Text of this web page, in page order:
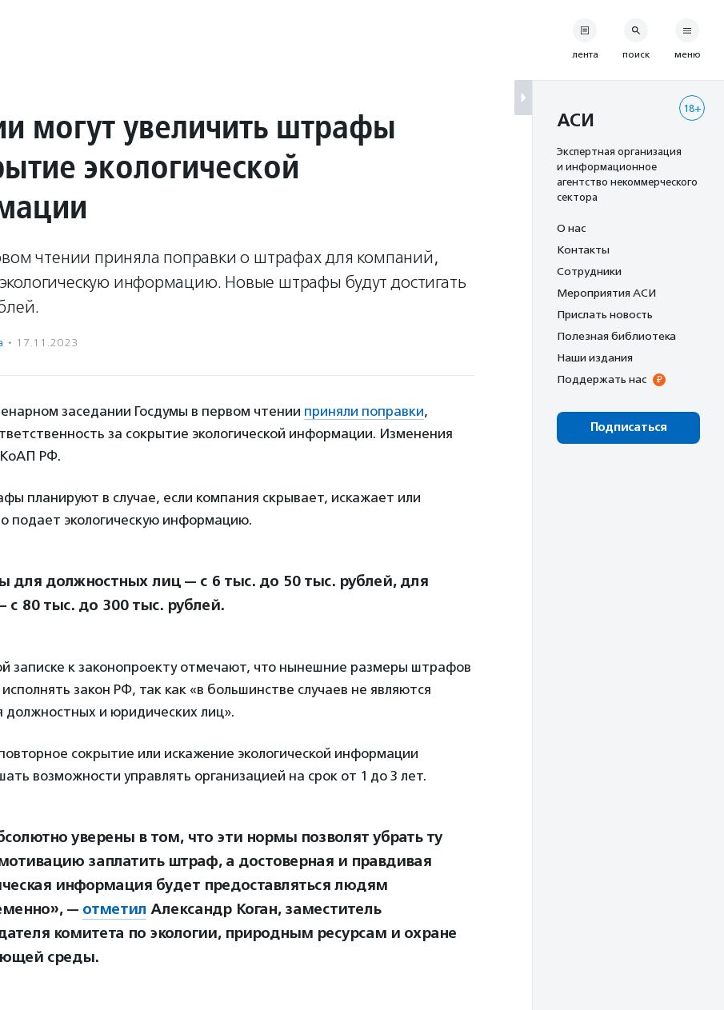
могут увеличить штрафы
экологической
чтении приняла поправки о штрафах для компаний,
информацию. Новые штрафы будут достигать
· 17.11.2023
заседании Госдумы в первом чтении приняли поправки,
за сокрытие экологической информации. Изменения
КоАП РФ.
планируют в случае, если компания скрывает, искажает или
подает экологическую информацию.
для должностных лиц — с 6 тыс. до 50 тыс. рублей, для
с 80 тыс. до 300 тыс. рублей.
записке к законопроекту отмечают, что нынешние размеры штрафов
закон РФ, так как «в большинстве случаев не являются
и юридических лиц».
сокрытие или искажение экологической информации
возможности управлять организацией на срок от 1 до 3 лет.
уверены в том, что эти нормы позволят убрать ту
заплатить штраф, а достоверная и правдивая
информация будет предоставляться людям
— отметил Александр Коган, заместитель
комитета по экологии, природным ресурсам и охране
среды.
лента поиск меню
18+
АСИ
Экспертная организация
и информационное
агентство некоммерческого
сектора
О нас
Контакты
Сотрудники
Мероприятия АСИ
Прислать новость
Полезная библиотека
Наши издания
Поддержать нас
Подписаться